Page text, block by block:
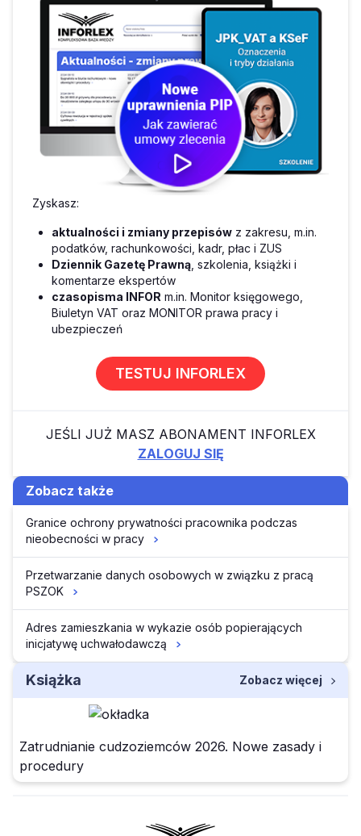
Zyskasz:
aktualności i zmiany przepisów z zakresu, m.in.
podatków, rachunkowości, kadr, płac i ZUS
Dziennik Gazetę Prawną , szkolenia, książki i
komentarze ekspertów
czasopisma INFOR m.in. Monitor księgowego,
Biuletyn VAT oraz MONITOR prawa pracy i
ubezpieczeń
TESTUJ INFORLEX
JEŚLI JUŻ MASZ ABONAMENT INFORLEX
ZALOGUJ SIĘ
Zobacz także
Granice ochrony prywatności pracownika podczas
nieobecności w pracy
Przetwarzanie danych osobowych w związku z pracą
PSZOK
Adres zamieszkania w wykazie osób popierających
inicjatywę uchwałodawczą
Książka Zobacz więcej
Zatrudnianie cudzoziemców 2026. Nowe zasady i
procedury